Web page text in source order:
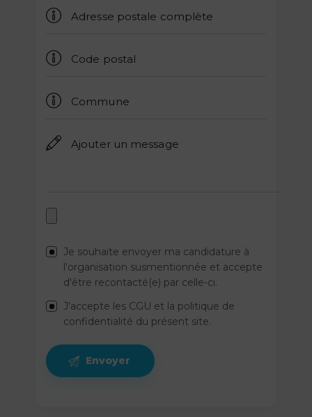
Je souhaite envoyer ma candidature à
l'organisation susmentionnée et accepte
d'être recontacté(e) par celle-ci.
J'accepte les CGU et la politique de
confidentialité du présent site.